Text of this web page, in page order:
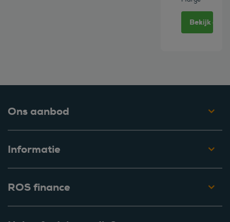
Bekijk
Ons aanbod
Informatie
ROS finance